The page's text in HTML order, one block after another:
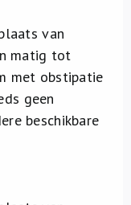
van
matig tot
met obstipatie
geen
beschikbare